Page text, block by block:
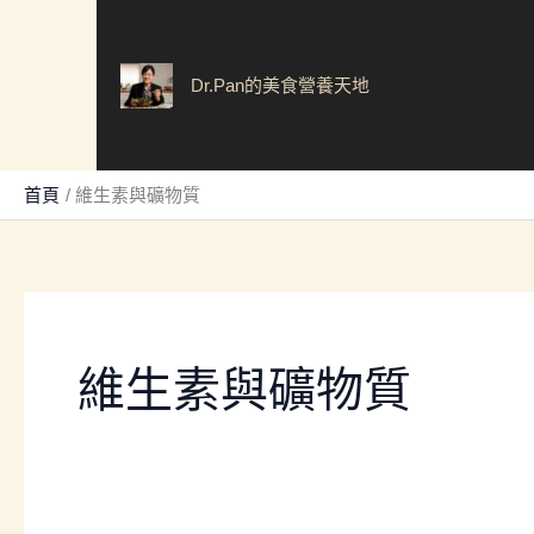
容
Dr.Pan的美食營養天地
首頁 維生素與礦物質
維生素與礦物質